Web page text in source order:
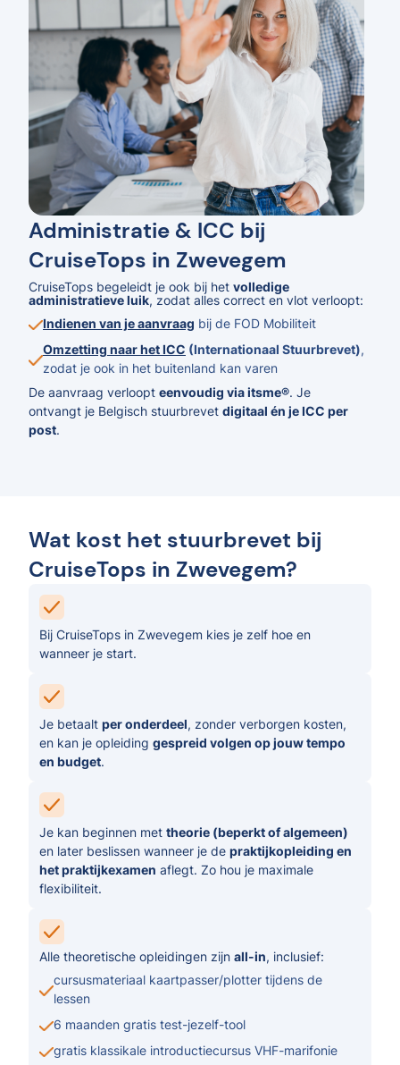
Administratie & ICC bij
CruiseTops in Zwevegem
CruiseTops begeleidt je ook bij het volledige
administratieve luik, zodat alles correct en vlot verloopt:
Indienen van je aanvraag bij de FOD Mobiliteit
Omzetting naar het ICC (Internationaal Stuurbrevet),
zodat je ook in het buitenland kan varen
De aanvraag verloopt eenvoudig via itsme®. Je
ontvangt je Belgisch stuurbrevet digitaal én je ICC per
post.
Wat kost het stuurbrevet bij
CruiseTops in Zwevegem?
Bij CruiseTops in Zwevegem kies je zelf hoe en
wanneer je start.
Je betaalt per onderdeel, zonder verborgen kosten,
en kan je opleiding gespreid volgen op jouw tempo
en budget.
Je kan beginnen met theorie (beperkt of algemeen)
en later beslissen wanneer je de praktijkopleiding en
het praktijkexamen aflegt. Zo hou je maximale
flexibiliteit.
Alle theoretische opleidingen zijn all-in, inclusief:
cursusmateriaal kaartpasser/plotter tijdens de
lessen
6 maanden gratis test-jezelf-tool
gratis klassikale introductiecursus VHF-marifonie